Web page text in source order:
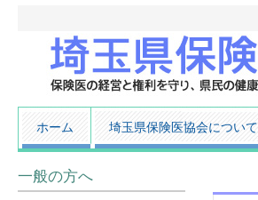
ホーム 埼玉県保険医協会について
一般の方へ